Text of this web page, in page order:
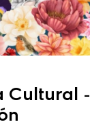
Cultural -